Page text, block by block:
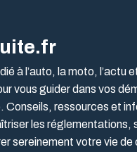
à l’auto, la moto, l’actu
vous guider dans vos
Conseils, ressources et
les réglementations,
sereinement votre vie de